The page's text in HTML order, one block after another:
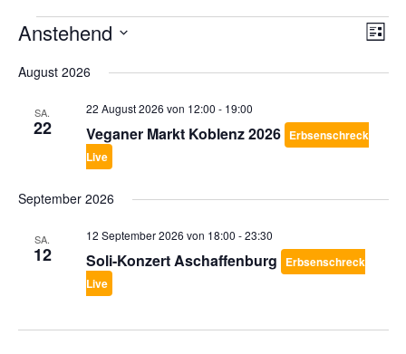
Liste
Anstehend
wählen.
August 2026
SA.
22 Veganer Markt Koblenz 2026 Erbsenschreck
Live
22 August 2026 von 12:00 - 19:00
September 2026
SA.
12 Soli-Konzert Aschaffenburg
Erbsenschreck
Live
12 September 2026 von 18:00 -23:30